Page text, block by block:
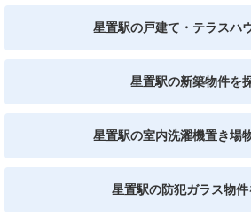
星置駅の戸建て・テラスハ
星置駅の新築物件を
星置駅の室内洗濯機置き場
星置駅の防犯ガラス物